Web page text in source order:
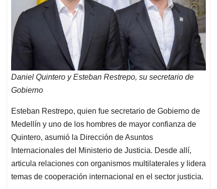
Daniel Quintero y Esteban Restrepo, su secretario de
Gobierno
Esteban Restrepo, quien fue secretario de Gobierno de
Medellín y uno de los hombres de mayor confianza de
Quintero, asumió la Dirección de Asuntos
Internacionales del Ministerio de Justicia. Desde allí,
articula relaciones con organismos multilaterales y lidera
temas de cooperación internacional en el sector justicia.